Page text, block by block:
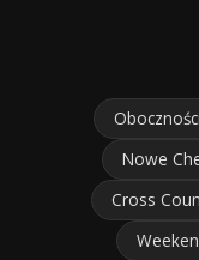
Oboczności
Nowe
Cross